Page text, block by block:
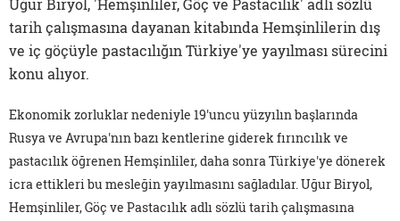
Uğur Biryol, 'Hemşinliler, Göç ve Pastacılık' adlı sözlü
tarih çalışmasına dayanan kitabında Hemşinlilerin dış
ve iç göçüyle pastacılığın Türkiye'ye yayılması sürecini
konu alıyor.
Ekonomik zorluklar nedeniyle 19'uncu yüzyılın başlarında
Rusya ve Avrupa'nın bazı kentlerine giderek fırıncılık ve
pastacılık öğrenen Hemşinliler, daha sonra Türkiye'ye dönerek
icra ettikleri bu mesleğin yayılmasını sağladılar. Uğur Biryol,
Hemşinliler, Göç ve Pastacılık adlı sözlü tarih çalışmasına